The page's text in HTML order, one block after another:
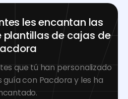
les encantan las
plantillas de cajas de
que tú han personalizado
con Pacdora y les ha